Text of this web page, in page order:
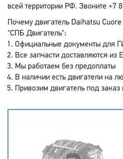
всей территории РФ. Звоните +7
Почему двигатель Daihatsu
"СПБ Двигатель":
Официальные документы для
Все запчасти доставляются из
Мы работаем без предоплаты
В наличии есть двигатели на
Привозим двигатель под